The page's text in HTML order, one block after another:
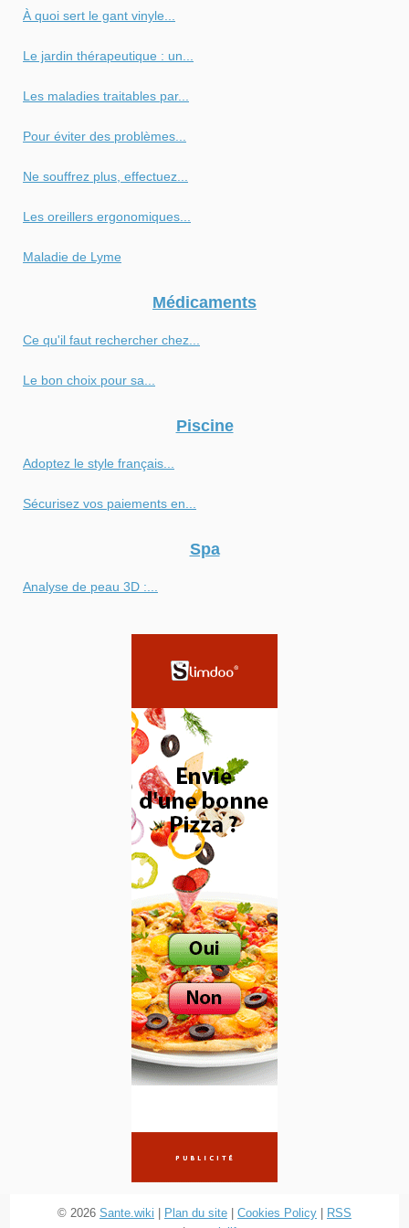
À quoi sert le gant vinyle...
Le jardin thérapeutique : un...
Les maladies traitables par...
Pour éviter des problèmes...
Ne souffrez plus, effectuez...
Les oreillers ergonomiques...
Maladie de Lyme
Médicaments
Ce qu'il faut rechercher chez...
Le bon choix pour sa...
Piscine
Adoptez le style français...
Sécurisez vos paiements en...
Spa
Analyse de peau 3D :...
© 2026 Sante.wiki Plan du site Cookies Policy
RSS